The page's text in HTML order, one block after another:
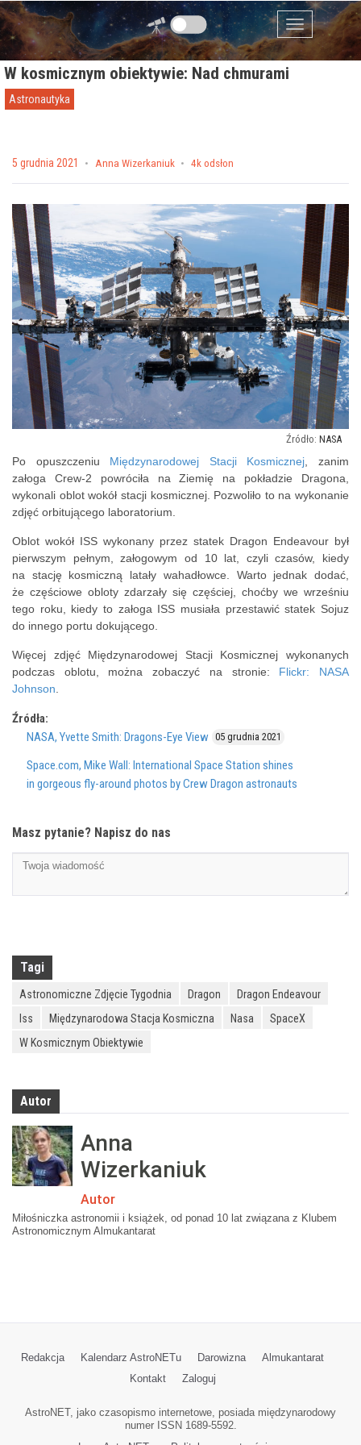
Przejdź do zawartości
Menu
W kosmicznym obiektywie: Nad chmurami
Astronautyka
Posted on
5 grudnia 2021 by Anna Wizerkaniuk 4k odsłon
NASA
Po opuszczeniu Międzynarodowej Stacji Kosmicznej , zanim
załoga Crew-2 powróciła na Ziemię na pokładzie Dragona,
wykonali oblot wokół stacji kosmicznej. Pozwoliło to na wykonanie
zdjęć orbitującego laboratorium.
Oblot wokół ISS wykonany przez statek Dragon Endeavour był
pierwszym pełnym, załogowym od 10 lat, czyli czasów, kiedy
na stację kosmiczną latały wahadłowce. Warto jednak dodać,
że częściowe obloty zdarzały się częściej, choćby we wrześniu
tego roku, kiedy to załoga ISS musiała przestawić statek Sojuz
do innego portu dokującego.
Więcej zdjęć Międzynarodowej Stacji Kosmicznej wykonanych
podczas oblotu, można zobaczyć na stronie: Flickr: NASA
Johnson
Źródła:
NASA, Yvette Smith: Dragons-Eye View 05 grudnia 2021
Space.com, Mike Wall: International Space Station shines
in gorgeous fly-around photos by Crew Dragon astronauts
Masz pytanie? Napisz do nas
Tagi
Astronomiczne Zdjęcie Tygodnia Dragon
Dragon Endeavour
Iss
Międzynarodowa Stacja Kosmiczna Nasa
SpaceX
W Kosmicznym Obiektywie
Autor
Anna
Wizerkaniuk
Autor
Miłośniczka astronomii i książek, od ponad 10 lat związana z Klubem
Astronomicznym Almukantarat
Redakcja Kalendarz AstroNETu Darowizna
Almukantarat
Kontakt
Zaloguj
AstroNET, jako czasopismo internetowe, posiada międzynarodowy
numer ISSN 1689-5592.